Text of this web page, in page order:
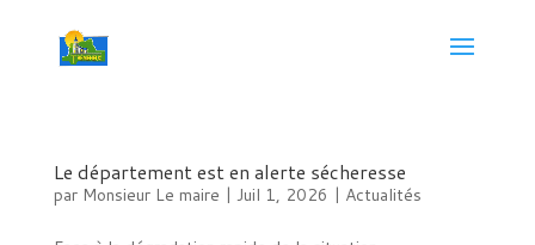
Le département est en alerte sécheresse
par Monsieur Le maire | Juil 1, 2026 | Actualités